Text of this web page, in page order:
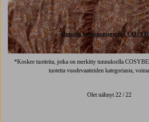
Ilmoita tarjousnumero:
*Koskee tuotteita, jotka on merkitty tunnuksella
tuotetta vuodevaatteiden kategoriasta,
Olet nähnyt 22 / 22